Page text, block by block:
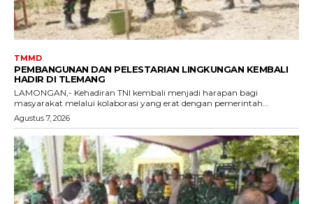
TMMD
PEMBANGUNAN DAN PELESTARIAN LINGKUNGAN KEMBALI
HADIR DI TLEMANG
LAMONGAN,- Kehadiran TNI kembali menjadi harapan bagi
masyarakat melalui kolaborasi yang erat dengan pemerintah...
Agustus 7, 2026